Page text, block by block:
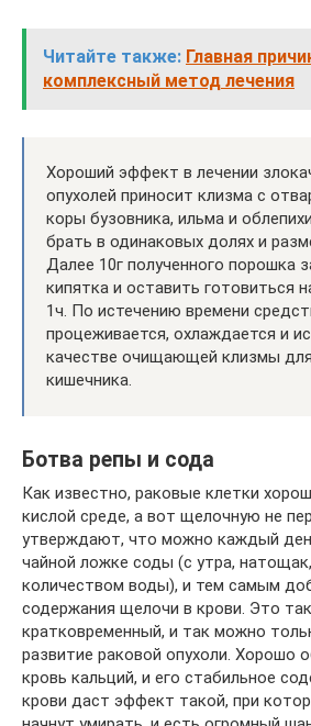
Читайте также: Главная
комплексный метод лечения
Хороший эффект в лечении
опухолей приносит клизма с
коры бузовника, ильма и
брать в одинаковых долях и
Далее 10г полученного порошка
кипятка и оставить готовиться
1ч. По истечению времени
процеживается, охлаждается и
качестве очищающей клизмы
кишечника.
Ботва репы и сода
Как известно, раковые клетки
кислой среде, а вот щелочную не
утверждают, что можно каждый
чайной ложке соды (с утра,
количеством воды), и тем самым
содержания щелочи в крови. Это
кратковременный, и так можно
развитие раковой опухоли. Хорошо
кровь кальций, и его стабильное
крови даст эффект такой, при